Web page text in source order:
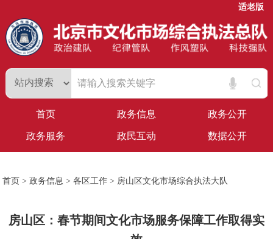
适老版
首页 政务信息 政务公开
政务服务 政民互动 数据公开
首页 >政务信息 >各区工作 > 房山区文化市场综合执法大队
房山区：春节期间文化市场服务保障工作取得实